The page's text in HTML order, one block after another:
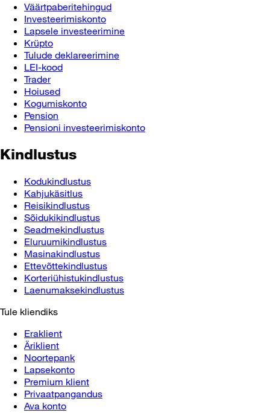
Väärtpaberitehingud
Investeerimiskonto
Lapsele investeerimine
Krüpto
Tulude deklareerimine
LEI-kood
Trader
Hoiused
Kogumiskonto
Pension
Pensioni investeerimiskonto
Kindlustus
Kodukindlustus
Kahjukäsitlus
Reisikindlustus
Sõidukikindlustus
Seadmekindlustus
Eluruumikindlustus
Masinakindlustus
Ettevõttekindlustus
Korteriühistukindlustus
Laenumaksekindlustus
Tule kliendiks
Eraklient
Äriklient
Noortepank
Lapsekonto
Premium klient
Privaatpangandus
Ava konto